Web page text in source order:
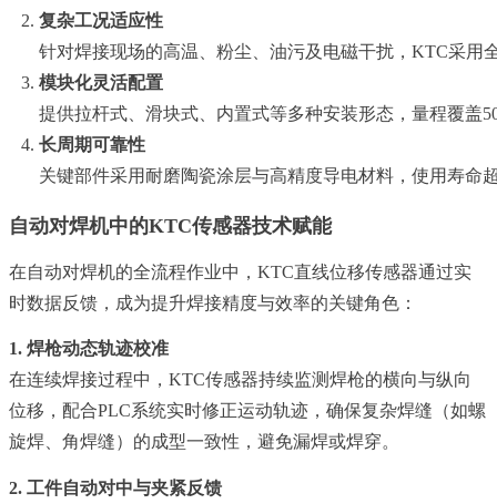
复杂工况适应性
针对焊接现场的高温、粉尘、油污及电磁干扰，KTC采
模块化灵活配置
提供拉杆式、滑块式、内置式等多种安装形态，量程覆盖
长周期可靠性
关键部件采用耐磨陶瓷涂层与高精度导电材料，使用寿命
自动对焊机中的KTC传感器技术赋能
在自动对焊机的全流程作业中，KTC直线位移传感器通过实
时数据反馈，成为提升焊接精度与效率的关键角色：
1. 焊枪动态轨迹校准
在连续焊接过程中，KTC传感器持续监测焊枪的横向与纵向
位移，配合PLC系统实时修正运动轨迹，确保复杂焊缝（如螺
旋焊、角焊缝）的成型一致性，避免漏焊或焊穿。
2. 工件自动对中与夹紧反馈